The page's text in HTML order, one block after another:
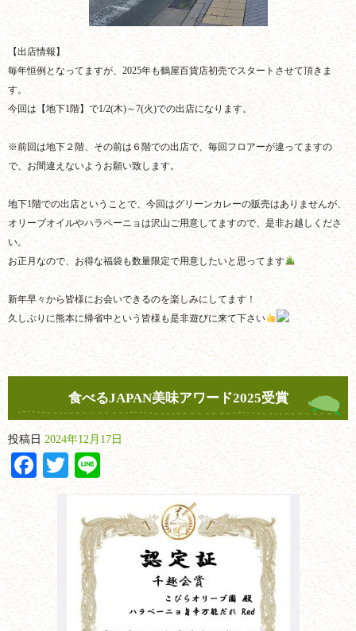
【出店情報】
毎年恒例となってますが、2025年も鶴屋百貨店初売でスタートさせて頂きま
す。
今回は【地下1階】で1/2(木)～7(火)での出店になります。
※前回は地下２階、その前は６階での出店で、毎回フロアーが違ってますの
で、お間違えないようお願い致します。
地下1階での出店ということで、今回はグリーンカレーの販売はありませんが、
オリーブオイルやハラペーニョは沢山ご用意してますので、是非お越しくださ
い。
お正月なので、お得な福袋も数量限定で用意したいと思ってます
新年早々から皆様にお会いできるのを楽しみにしてます！
久しぶりに熊本に帰省中という皆様も是非遊びに来て下さい
食べるJAPAN美味アワード2025受賞
投稿日 2024年12月17日
Facebook
Twitter
Line